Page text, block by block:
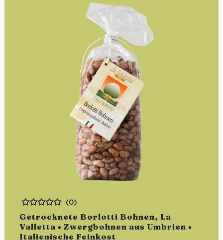
Getrocknete Borlotti Bohnen, La
Valletta • Zwergbohnen aus Umbrien •
Italienische Feinkost
Bewertet
(0)